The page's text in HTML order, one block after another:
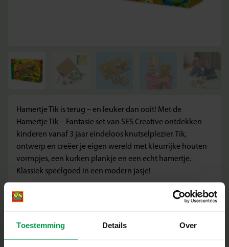
Toestemming Details Over
Hamertje Tik is terug – en leuker dan ooit! Met de
Hamertje Tik – Fantasie set van SES Creative ontdekken
kinderen vanaf 3 jaar eindeloos knutselplezier. Tik,
ontwerp en creëer je eigen wereld met kleurrijke houten
vormpjes, een kurken plankje en een echt hamertje.
Klassiek speelgoed in een modern jasje!
Wat deze set geweldig maakt:
Tijdloze knutselactiviteit met een moderne twist
Kleurrijke houten vormpjes die de fantasie prikkelen
Stimuleert fijne motoriek, concentratie en creativiteit
+